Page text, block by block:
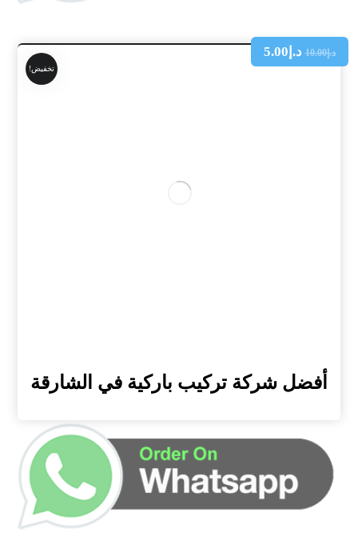
تخفيض!
أفضل شركة تركيب باركية في الشارقة
د.إ10.00 د.إ 5.00